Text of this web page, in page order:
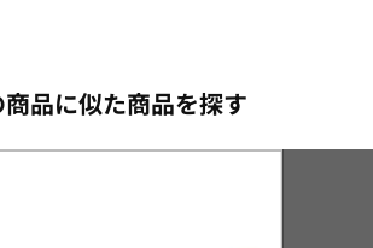
商品に似た商品を探す